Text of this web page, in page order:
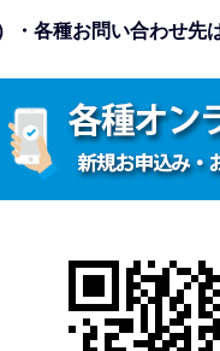
・各種お問い合わせ先